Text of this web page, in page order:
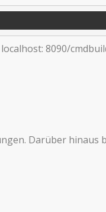
8090/
Darüber hinaus